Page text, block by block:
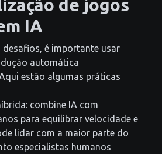
de jogos
IA
desafios, é importante usar
automática
estão algumas práticas
combine IA com
para equilibrar velocidade e
lidar com a maior parte do
especialistas humanos